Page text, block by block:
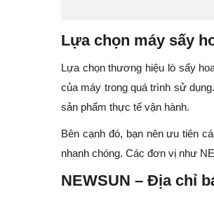
Lựa chọn máy sấy
Lựa chọn thương hiệu lò sấy
của máy trong quá trình sử
sản phẩm thực tế vận hành.
Bên cạnh đó, bạn nên ưu tiên
nhanh chóng. Các đơn vị như
NEWSUN – Địa chỉ